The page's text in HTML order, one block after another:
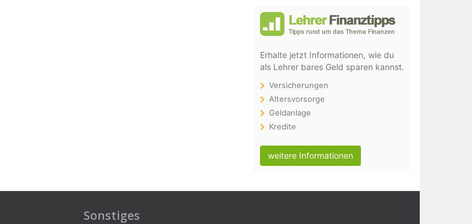
Erhalte jetzt Informationen, wie du
als Lehrer bares Geld sparen kannst.
Versicherungen
Altersvorsorge
Geldanlage
Kredite
weitere Informationen
Sonstiges